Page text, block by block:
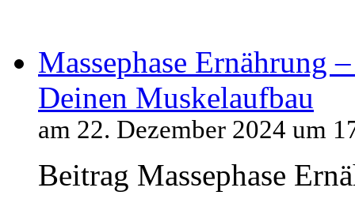
Massephase Ernährung
Deinen Muskelaufbau
am 22. Dezember 2024 um
Beitrag Massephase